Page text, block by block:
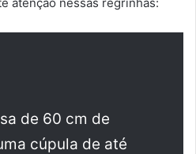
de 60 cm de
cúpula de até